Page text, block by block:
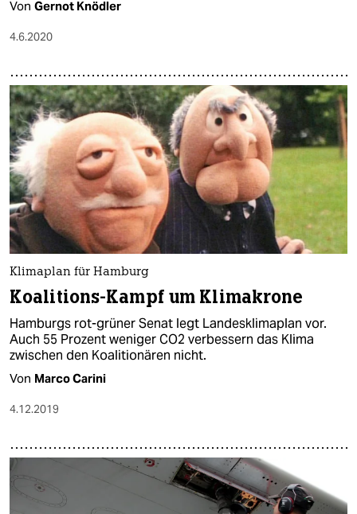
Von Gernot Knödler
4.6.2020
Klimaplan für Hamburg
Koalitions-Kampf um Klimakrone
Hamburgs rot-grüner Senat legt Landesklimaplan vor.
Auch 55 Prozent weniger CO2 verbessern das Klima
zwischen den Koalitionären nicht.
Von Marco Carini
4.12.2019